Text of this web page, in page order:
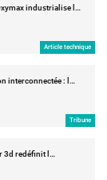
industrialise l…
Article technique
interconnectée : l…
Tribune
3d redéfinit l…